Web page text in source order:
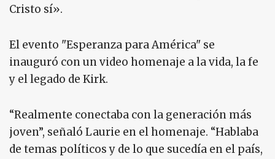
Cristo sí».
El evento "Esperanza para América" ​​se
inauguró con un video homenaje a la vida, la fe
y el legado de Kirk.
“Realmente conectaba con la generación más
joven”, señaló Laurie en el homenaje. “Hablaba
de temas políticos y de lo que sucedía en el país,